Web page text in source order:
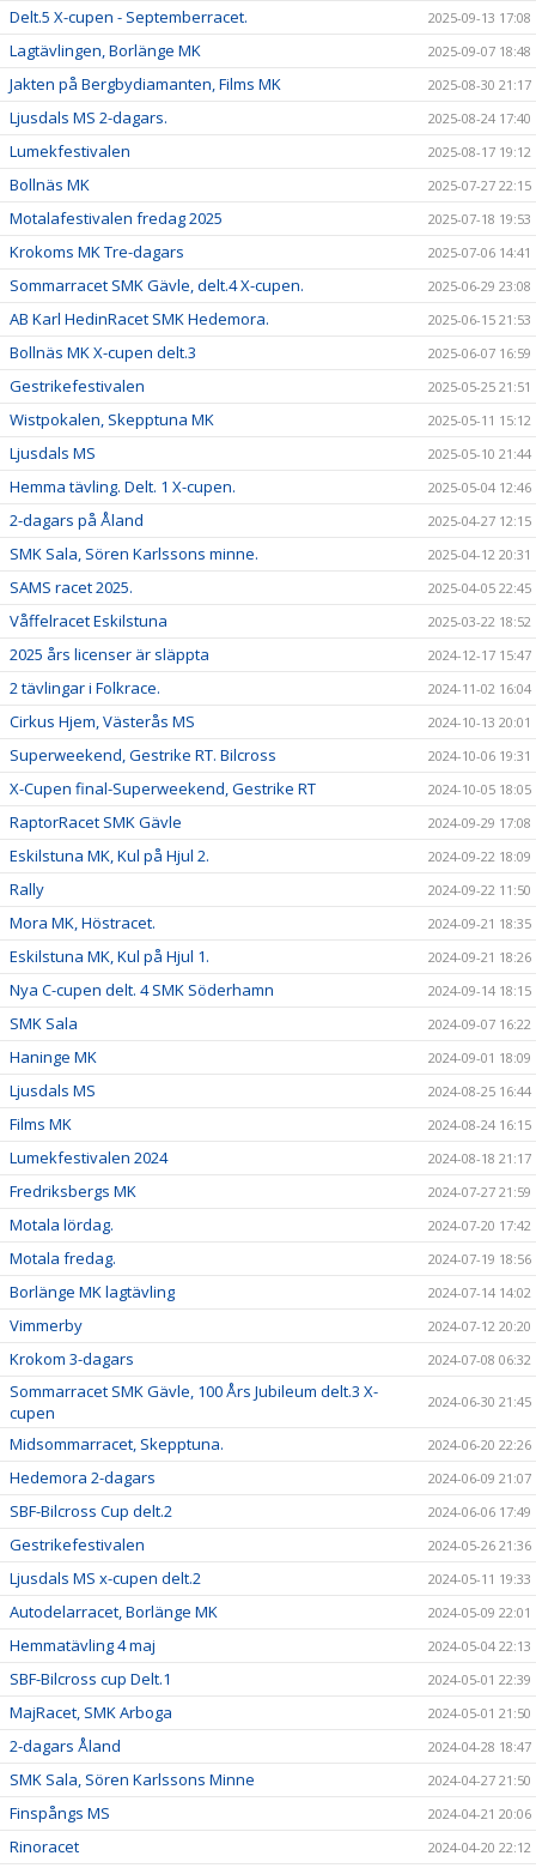
Delt.5 X-cupen - Septemberracet. 2025-09-13 17:08
Lagtävlingen, Borlänge MK 2025-09-07 18:48
Jakten på Bergbydiamanten, Films MK 2025-08-30 21:17
Ljusdals MS 2-dagars. 2025-08-24 17:40
Lumekfestivalen 2025-08-17 19:12
Bollnäs MK 2025-07-27 22:15
Motalafestivalen fredag 2025 2025-07-18 19:53
Krokoms MK Tre-dagars 2025-07-06 14:41
Sommarracet SMK Gävle, delt.4 X-cupen. 2025-06-29 23:08
AB Karl HedinRacet SMK Hedemora. 2025-06-15 21:53
Bollnäs MK X-cupen delt.3 2025-06-07 16:59
Gestrikefestivalen 2025-05-25 21:51
Wistpokalen, Skepptuna MK 2025-05-11 15:12
Ljusdals MS 2025-05-10 21:44
Hemma tävling. Delt. 1 X-cupen. 2025-05-04 12:46
2-dagars på Åland 2025-04-27 12:15
SMK Sala, Sören Karlssons minne. 2025-04-12 20:31
SAMS racet 2025. 2025-04-05 22:45
Våffelracet Eskilstuna 2025-03-22 18:52
2025 års licenser är släppta 2024-12-17 15:47
2 tävlingar i Folkrace. 2024-11-02 16:04
Cirkus Hjem, Västerås MS 2024-10-13 20:01
Superweekend, Gestrike RT. Bilcross 2024-10-06 19:31
X-Cupen final-Superweekend, Gestrike RT 2024-10-05 18:05
RaptorRacet SMK Gävle 2024-09-29 17:08
Eskilstuna MK, Kul på Hjul 2. 2024-09-22 18:09
Rally 2024-09-22 11:50
Mora MK, Höstracet. 2024-09-21 18:35
Eskilstuna MK, Kul på Hjul 1. 2024-09-21 18:26
Nya C-cupen delt. 4 SMK Söderhamn 2024-09-14 18:15
SMK Sala 2024-09-07 16:22
Haninge MK 2024-09-01 18:09
Ljusdals MS 2024-08-25 16:44
Films MK 2024-08-24 16:15
Lumekfestivalen 2024 2024-08-18 21:17
Fredriksbergs MK 2024-07-27 21:59
Motala lördag. 2024-07-20 17:42
Motala fredag. 2024-07-19 18:56
Borlänge MK lagtävling 2024-07-14 14:02
Vimmerby 2024-07-12 20:20
Krokom 3-dagars 2024-07-08 06:32
Sommarracet SMK Gävle, 100 Års Jubileum delt.3 X-
cupen
2024-06-30 21:45
Midsommarracet, Skepptuna. 2024-06-20 22:26
Hedemora 2-dagars 2024-06-09 21:07
SBF-Bilcross Cup delt.2 2024-06-06 17:49
Gestrikefestivalen 2024-05-26 21:36
Ljusdals MS x-cupen delt.2 2024-05-11 19:33
Autodelarracet, Borlänge MK 2024-05-09 22:01
Hemmatävling 4 maj 2024-05-04 22:13
SBF-Bilcross cup Delt.1 2024-05-01 22:39
MajRacet, SMK Arboga 2024-05-01 21:50
2-dagars Åland 2024-04-28 18:47
SMK Sala, Sören Karlssons Minne 2024-04-27 21:50
Finspångs MS 2024-04-21 20:06
Rinoracet 2024-04-20 22:12